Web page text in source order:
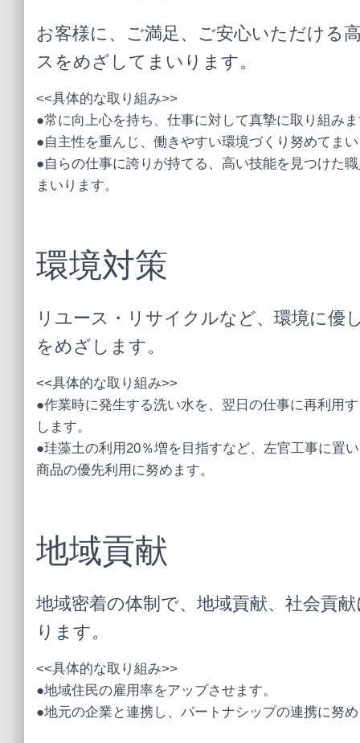
お客様に、ご満足、ご安心いただける
スをめざしてまいります。
<<具体的な取り組み>>
●常に向上心を持ち、仕事に対して真摯に取り組み
●自主性を重んじ、働きやすい環境づくり努めてま
●自らの仕事に誇りが持てる、高い技能を見つけた
まいります。
環境対策
リユース・リサイクルなど、環境に優
をめざします。
<<具体的な取り組み>>
●作業時に発生する洗い水を、翌日の仕事に再利用
します。
●珪藻土の利用20％増を目指すなど、左官工事に置
商品の優先利用に努めます。
地域貢献
地域密着の体制で、地域貢献、社会貢
ります。
<<具体的な取り組み>>
●地域住民の雇用率をアップさせます。
●地元の企業と連携し、パートナシップの連携に努